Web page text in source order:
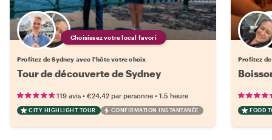
Choisissez votre local favori
Profitez de Sydney avec l'hôte votre choix
Tour de découverte de Sydney
119 avis • €24.42 par personne • 1.5 heure
CITY HIGHLIGHT TOUR CONFIRMATION INSTANTANÉE
Profitez
FOOD